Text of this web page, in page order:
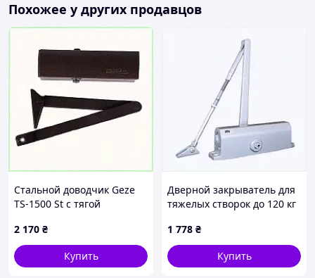
Похожее у других продавцов
Стальной доводчик Geze
TS-1500 St с тягой
2 170 ₴
Купить
Дверной закрыватель для
тяжелых створок до 120 кг
1 778 ₴
Купить